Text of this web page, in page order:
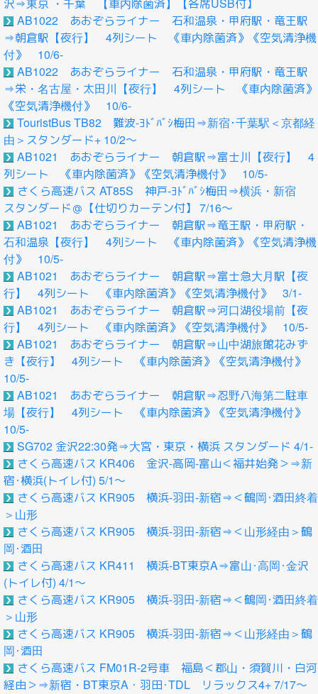
AB1022 あおぞらライナー 石和温泉・甲府駅・竜王駅
⇒朝倉駅【夜行】 4列シート 《車内除菌済》《空気清浄機
付》 10/6-
AB1022 あおぞらライナー 石和温泉・甲府駅・竜王駅
⇒栄・名古屋・太田川【夜行】 4列シート 《車内除菌済》
《空気清浄機付》 10/6-
TouristBus TB82 難波-ﾖﾄﾞﾊﾞｼ梅田⇒新宿･千葉駅＜京都経
由＞スタンダード+ 10/2～
AB1021 あおぞらライナー 朝倉駅⇒富士川【夜行】 4
列シート 《車内除菌済》《空気清浄機付》 10/5-
さくら高速バス AT85S 神戸-ﾖﾄﾞﾊﾞｼ梅田⇒横浜・新宿
スタンダード＠【仕切りカーテン付】 7/16～
AB1021 あおぞらライナー 朝倉駅⇒竜王駅・甲府駅・
石和温泉【夜行】 4列シート 《車内除菌済》《空気清浄機
付》 10/5-
AB1021 あおぞらライナー 朝倉駅⇒富士急大月駅【夜
行】 4列シート 《車内除菌済》《空気清浄機付》 3/1-
AB1021 あおぞらライナー 朝倉駅⇒河口湖役場前【夜
行】 4列シート 《車内除菌済》《空気清浄機付》 10/5-
AB1021 あおぞらライナー 朝倉駅⇒山中湖旅館花みず
き【夜行】 4列シート 《車内除菌済》《空気清浄機付》
10/5-
AB1021 あおぞらライナー 朝倉駅⇒忍野八海第二駐車
場【夜行】 4列シート 《車内除菌済》《空気清浄機付》
10/5-
SG702 金沢22:30発⇒大宮・東京・横浜 スタンダード 4/1-
さくら高速バス KR406 金沢-高岡-富山＜福井始発＞⇒新
宿･横浜(トイレ付) 5/1～
さくら高速バス KR905 横浜-羽田-新宿⇒＜鶴岡･酒田終着
＞山形
さくら高速バス KR905 横浜-羽田-新宿⇒＜山形経由＞鶴
岡･酒田
さくら高速バス KR411 横浜-BT東京A⇒富山･高岡･金沢
(トイレ付) 4/1～
さくら高速バス KR905 横浜-羽田-新宿⇒＜鶴岡･酒田終着
＞山形
さくら高速バス KR905 横浜-羽田-新宿⇒＜山形経由＞鶴
岡･酒田
さくら高速バス FM01R-2号車 福島＜郡山・須賀川・白河
経由＞⇒新宿・BT東京A・羽田･TDL リラックス4+ 7/17～